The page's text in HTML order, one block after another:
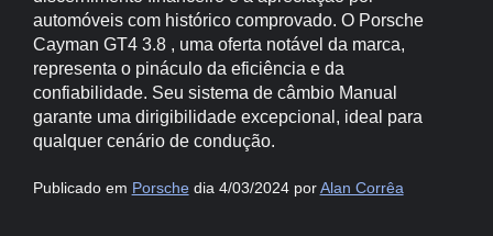
automóveis com histórico comprovado. O Porsche
Cayman GT4 3.8 , uma oferta notável da marca,
representa o pináculo da eficiência e da
confiabilidade. Seu sistema de câmbio Manual
garante uma dirigibilidade excepcional, ideal para
qualquer cenário de condução.
Publicado em Porschedia 4/03/2024 porAlan Corrêa